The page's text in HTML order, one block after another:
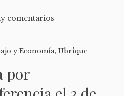
comentarios
y Economía, Ubrique
por